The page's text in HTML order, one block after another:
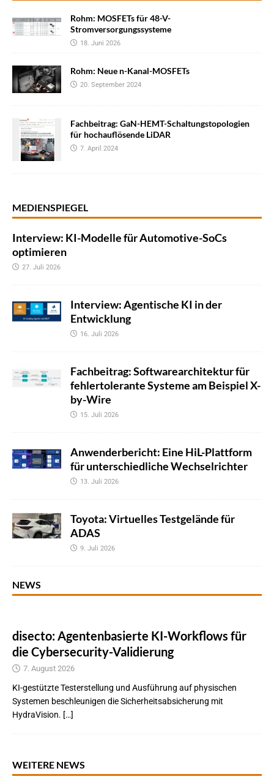
Rohm: MOSFETs für 48-V-
Stromversorgungssysteme
18. Juni 2026
Rohm: Neue n-Kanal-MOSFETs
20. September 2024
Fachbeitrag: GaN-HEMT-Schaltungstopologien
für hochauflösende LiDAR
7. April 2024
MEDIENSPIEGEL
Interview: KI-Modelle für Automotive-SoCs
optimieren
27. Juli 2026
Interview: Agentische KI in der
Entwicklung
16. Juli 2026
Fachbeitrag: Softwarearchitektur für
fehlertolerante Systeme am Beispiel X-
by-Wire
15. Juli 2026
Anwenderbericht: Eine HiL-Plattform
für unterschiedliche Wechselrichter
13. Juli 2026
Toyota: Virtuelles Testgelände für
ADAS
9. Juli 2026
NEWS
disecto: Agentenbasierte KI-Workflows für
die Cybersecurity-Validierung
7. August 2026
KI-gestützte Testerstellung und Ausführung auf physischen
Systemen beschleunigen die Sicherheitsabsicherung mit
HydraVision. […]
WEITERE NEWS